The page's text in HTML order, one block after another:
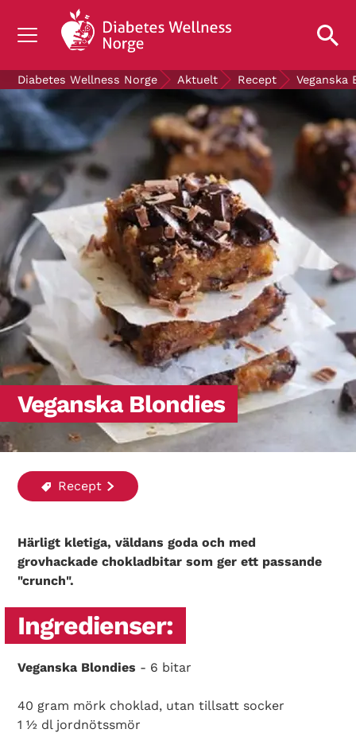
OM DIABETES
STØTT OSS
FORSKNING
AKTUELT
OM OSS
GRATIS DIABETESPRODUKTER
Diabetes Wellness Norge Aktuelt Recept Veganska
Veganska Blondies
Recept
Härligt kletiga, väldans goda och med
grovhackade chokladbitar som ger ett passande
"crunch".
Ingredienser:
Veganska Blondies - 6 bitar
40 gram mörk choklad, utan tillsatt socker
1 ½ dl jordnötssmör